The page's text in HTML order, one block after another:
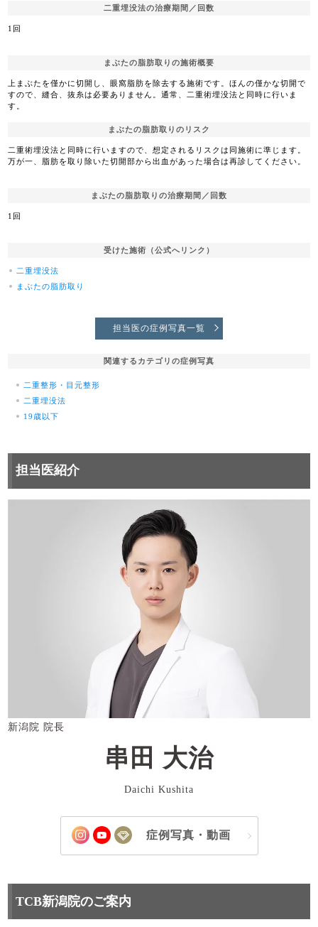
二重埋没法の治療期間／回数
1回
まぶたの脂肪取りの施術概要
上まぶたを僅かに切開し、眼窩脂肪を除去する施術です。ほんの僅かな切開で
すので、縫合、抜糸は必要ありません。通常、二重術埋没法と同時に行いま
す。
まぶたの脂肪取りのリスク
二重術埋没法と同時に行いますので、想定されるリスクは同施術に準じます。
万が一、脂肪を取り除いた切開部から出血があった場合は再診してください。
まぶたの脂肪取りの治療期間／回数
1回
受けた施術（公式へリンク）
二重埋没法
まぶたの脂肪取り
担当医の症例写真一覧
関連するカテゴリの症例写真
二重整形・目元整形
二重埋没法
19歳以下
担当医紹介
新潟院 院長
串田 大治
Daichi Kushita
症例写真・動画
TCB新潟院のご案内